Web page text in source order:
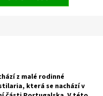
z malé rodinné
která se nachází v